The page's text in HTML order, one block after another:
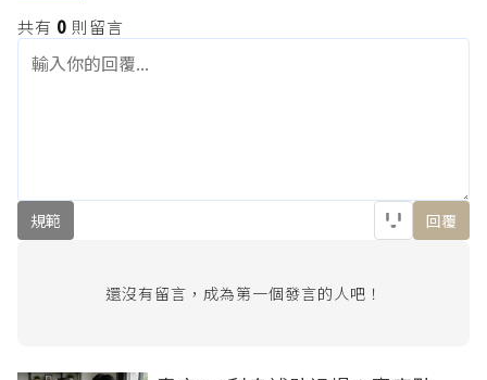
共有 0 則留言
規範 回覆
還沒有留言，成為第一個發言的人吧！